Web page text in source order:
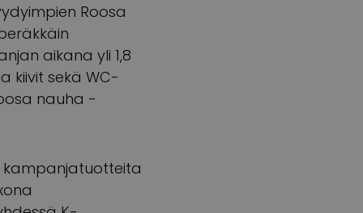
Roosa
aikana yli 1,8
kiivit sekä WC-
nauha -
kampanjatuotteita